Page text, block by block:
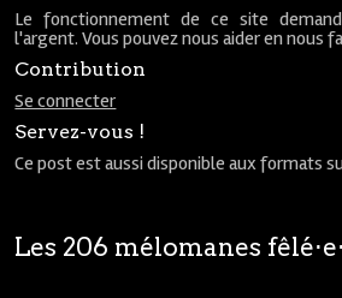
Le fonctionnement de ce site
l'argent. Vous pouvez nous aider en nous
Contribution
Se connecter
Servez-vous !
Ce post est aussi disponible aux formats
Les 206 mélomanes